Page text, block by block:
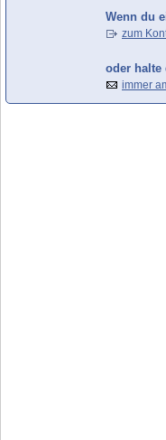
Wenn du
zum
oder halte
immer